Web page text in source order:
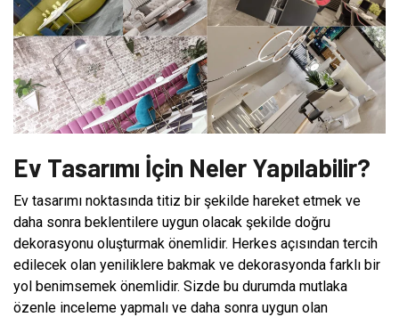
Ev Tasarımı İçin Neler Yapılabilir?
Ev tasarımı noktasında titiz bir şekilde hareket etmek ve
daha sonra beklentilere uygun olacak şekilde doğru
dekorasyonu oluşturmak önemlidir. Herkes açısından tercih
edilecek olan yeniliklere bakmak ve dekorasyonda farklı bir
yol benimsemek önemlidir. Sizde bu durumda mutlaka
özenle inceleme yapmalı ve daha sonra uygun olan